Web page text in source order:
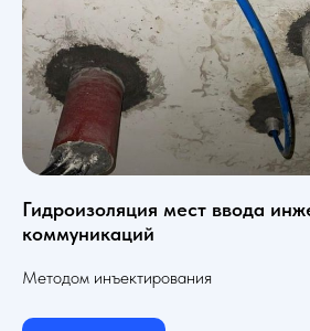
Гидроизоляция мест ввода
коммуникаций
Методом инъектирования